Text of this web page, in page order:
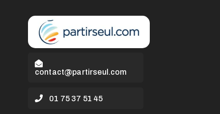
contact@partirseul.com
01 75 37 51 45